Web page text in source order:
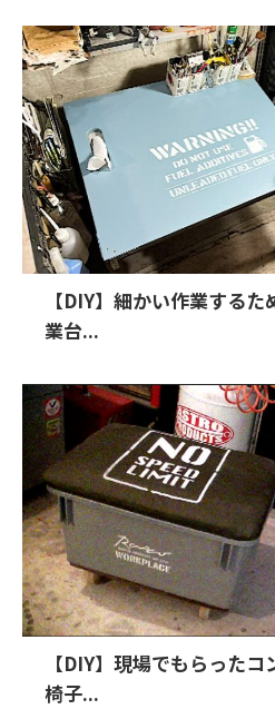
【DIY】細かい作業する
業台...
【DIY】現場でもらった
椅子...